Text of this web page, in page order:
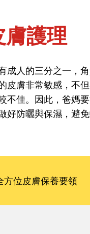
口腔皮膚保健
護理
成人的三分之一，
皮膚非常敏感，不
不佳。因此，爸媽
好防曬與保濕，避
方位皮膚保養要領
護理
皮膚非常敏感，不
不佳。因此，爸媽
好防曬與保濕，避